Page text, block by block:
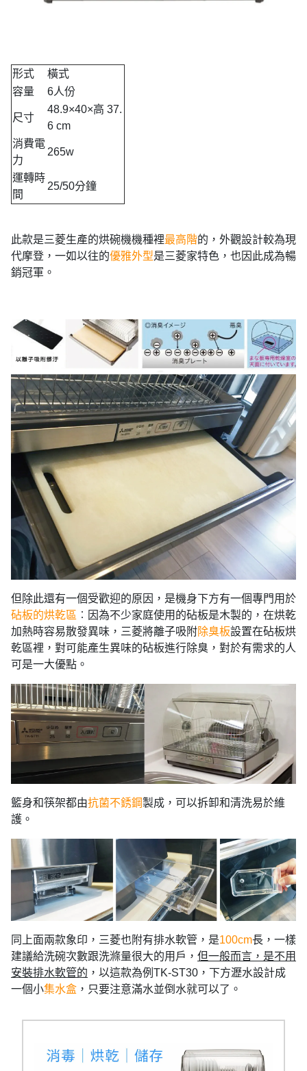
形式
橫式
容量
6人份
尺寸
48.9×40×高 37.
6 cm
消費電
力
265w
運轉時
間
25/50分鐘
此款是三菱生產的烘碗機機種裡最高階的，外觀設計較為現
代摩登，一如以往的優雅外型是三菱家特色，也因此成為暢
銷冠軍。
但除此還有一個受歡迎的原因，是機身下方有一個專門用於
砧板的烘乾區 ︰因為不少家庭使用的砧板是木製的，在烘乾
加熱時容易散發異味，三菱將離子吸附除臭板設置在砧板烘
乾區裡，對可能產生異味的砧板進行除臭，對於有需求的人
可是一大優點。
籃身和筷架都由抗菌不銹鋼製成，可以拆卸和清洗易於維
護。
同上面兩款象印，三菱也附有排水軟管，是100cm長，一樣
建議給洗碗次數跟洗滌量很大的用戶， 但一般而言，是不用
安裝排水軟管的 ，以這款為例TK-ST30，下方瀝水設計成
一個小集水盒 ，只要注意滿水並倒水就可以了。